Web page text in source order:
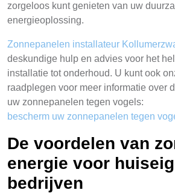
zorgeloos kunt genieten van uw
energieoplossing.
Zonnepanelen installateur
deskundige hulp en advies voor het
installatie tot onderhoud. U kunt ook
raadplegen voor meer informatie over
uw zonnepanelen tegen vogels:
bescherm uw zonnepanelen tegen
De voordelen van
energie voor
bedrijven